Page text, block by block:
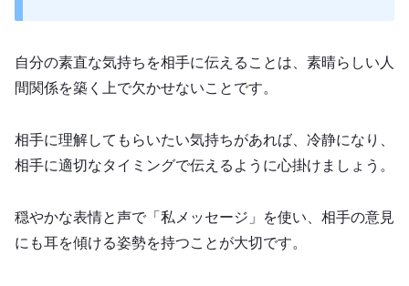
自分の素直な気持ちを相手に伝えることは、素晴らしい人
間関係を築く上で欠かせないことです。
相手に理解してもらいたい気持ちがあれば、冷静になり、
相手に適切なタイミングで伝えるように心掛けましょう。
穏やかな表情と声で「私メッセージ」を使い、相手の意見
にも耳を傾ける姿勢を持つことが大切です。